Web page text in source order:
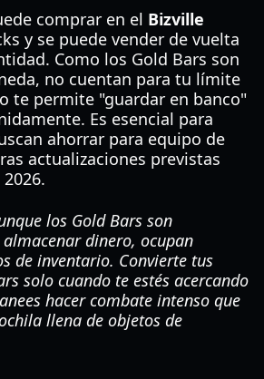
comprar en el Bizville
y se puede vender de vuelta
Como los Gold Bars son
no cuentan para tu límite
te permite "guardar en banco"
Es esencial para
ahorrar para equipo de
actualizaciones previstas
los Gold Bars son
dinero, ocupan
de inventario. Convierte tus
solo cuando te estés acercando
hacer combate intenso que
llena de objetos de